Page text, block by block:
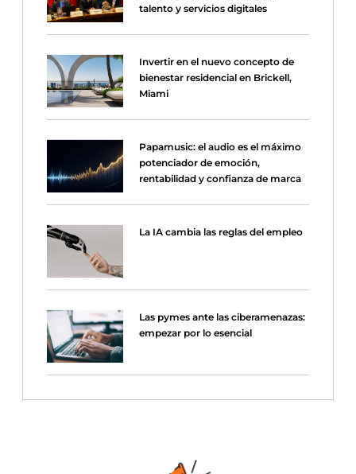
talento y servicios digitales
Invertir en el nuevo concepto de
bienestar residencial en Brickell,
Miami
Papamusic: el audio es el máximo
potenciador de emoción,
rentabilidad y confianza de marca
La IA cambia las reglas del empleo
Las pymes ante las ciberamenazas:
empezar por lo esencial